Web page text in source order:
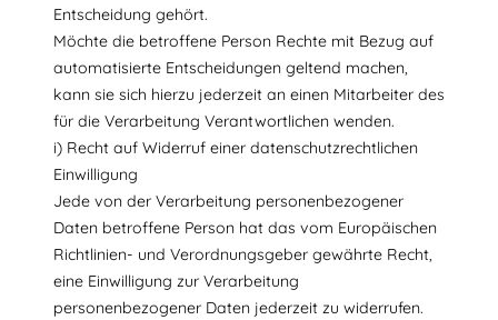
Entscheidung gehört.
Möchte die betroffene Person Rechte mit Bezug auf
automatisierte Entscheidungen geltend machen,
kann sie sich hierzu jederzeit an einen Mitarbeiter des
für die Verarbeitung Verantwortlichen wenden.
i) Recht auf Widerruf einer datenschutzrechtlichen
Einwilligung
Jede von der Verarbeitung personenbezogener
Daten betroffene Person hat das vom Europäischen
Richtlinien- und Verordnungsgeber gewährte Recht,
eine Einwilligung zur Verarbeitung
personenbezogener Daten jederzeit zu widerrufen.